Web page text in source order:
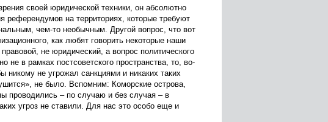
своей юридической техники, он абсолютно
референдумов на территориях, которые требуют
чем-то необычным. Другой вопрос, что вот
как любят говорить некоторые наши
не юридический, а вопрос политического
не в рамках постсоветского пространства, то, во-
не угрожал санкциями и никаких таких
не было. Вспомним: Коморские острова,
проводились – по случаю и без случая – в
угроз не ставили. Для нас это особо еще и